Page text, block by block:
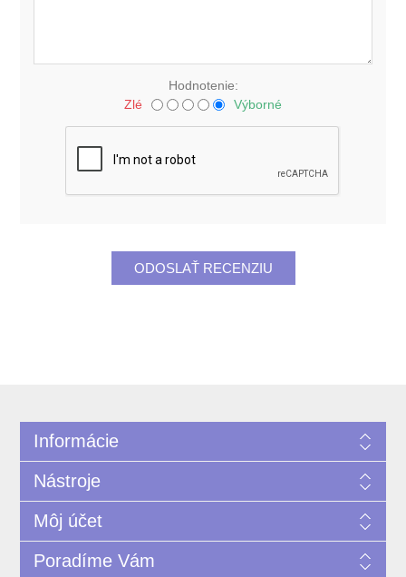
Hodnotenie:
Zlé
Výborné
Informácie
Nástroje
Môj účet
Poradíme Vám